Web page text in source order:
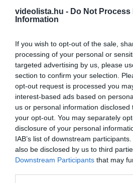
videolista.hu - Do Not Process
Information
If you wish to opt-out of the sale,
processing of your personal or
targeted advertising by us, please
section to confirm your selection.
opt-out request is processed you
interest-based ads based on
us or personal information
your opt-out. You may separately
disclosure of your personal
IAB’s list of downstream
also be disclosed by us to third
Downstream Participants that may
Baldur von Schirach:
ítélték a nürnbergi perben,
Rudolf Höss:
Az auschwitzi koncentrációs
letartóztatásba került és
hatóságok által.
Franz Stangl:
Az auschwitzi és a treblinkai